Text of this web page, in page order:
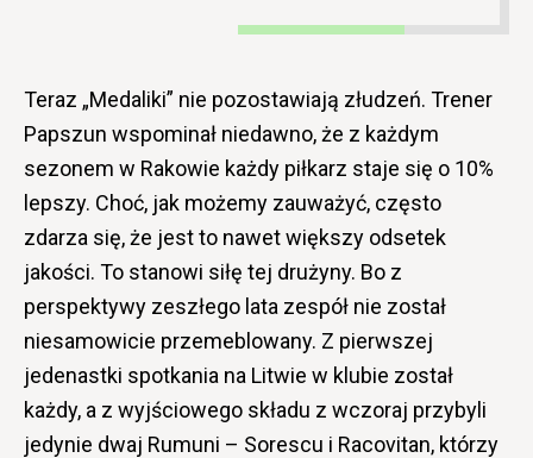
Teraz „Medaliki” nie pozostawiają złudzeń. Trener
Papszun wspominał niedawno, że z każdym
sezonem w Rakowie każdy piłkarz staje się o 10%
lepszy. Choć, jak możemy zauważyć, często
zdarza się, że jest to nawet większy odsetek
jakości. To stanowi siłę tej drużyny. Bo z
perspektywy zeszłego lata zespół nie został
niesamowicie przemeblowany. Z pierwszej
jedenastki spotkania na Litwie w klubie został
każdy, a z wyjściowego składu z wczoraj przybyli
jedynie dwaj Rumuni – Sorescu i Racovitan, którzy